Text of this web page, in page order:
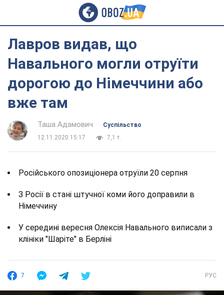
Лавров видав, що
Навального могли отруїти
дорогою до Німеччини або
вже там
Таша Адамович
Суспільство
12.11.2020 15:17
7,1 т.
Російського опозиціонера отруїли 20 серпня
З Росії в стані штучної коми його доправили в
Німеччину
У середині вересня Олексія Навального виписали з
клініки "Шаріте" в Берліні
7 РУС